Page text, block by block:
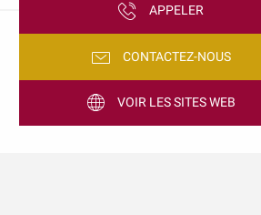
APPELER
CONTACTEZ-NOUS
VOIR LES SITES WEB